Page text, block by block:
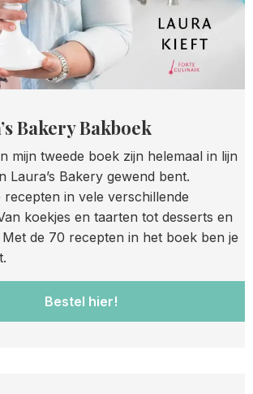
Bakery Bakboek
mijn tweede boek zijn helemaal in lijn
Laura’s Bakery gewend bent.
recepten in vele verschillende
koekjes en taarten tot desserts en
de 70 recepten in het boek ben je
Bestel hier!